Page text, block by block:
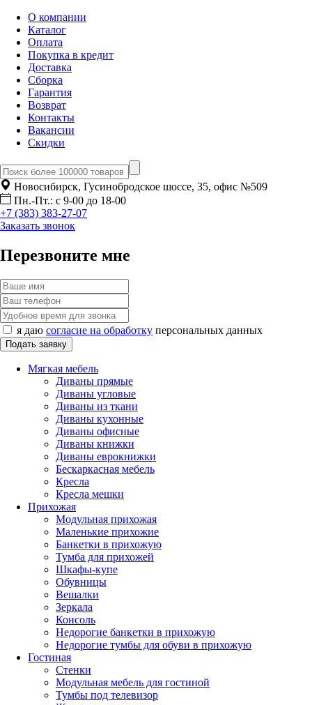
О компании
Каталог
Оплата
Покупка в кредит
Доставка
Сборка
Гарантия
Возврат
Контакты
Вакансии
Скидки
Новосибирск, Гусинобродское шоссе, 35, офис №509
Пн.-Пт.: с 9-00 до 18-00
+7 (383) 383-27-07
Заказать звонок
Перезвоните мне
я даю согласие на обработку персональных данных
Мягкая мебель
Диваны прямые
Диваны угловые
Диваны из ткани
Диваны кухонные
Диваны офисные
Диваны книжки
Диваны еврокнижки
Бескаркасная мебель
Кресла
Кресла мешки
Прихожая
Модульная прихожая
Маленькие прихожие
Банкетки в прихожую
Тумба для прихожей
Шкафы-купе
Обувницы
Вешалки
Зеркала
Консоль
Недорогие банкетки в прихожую
Недорогие тумбы для обуви в прихожую
Гостиная
Стенки
Модульная мебель для гостиной
Тумбы под телевизор